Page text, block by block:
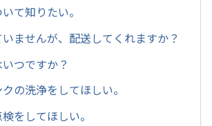
て知りたい。
ませんが、配送してくれますか？
つですか？
の洗浄をしてほしい。
をしてほしい。